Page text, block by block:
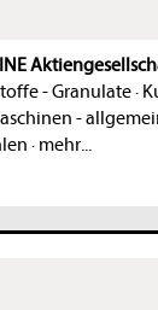
- Granulate·
-
· mehr...